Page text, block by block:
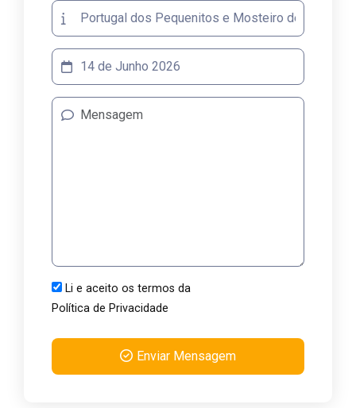
Li e aceito os termos da
Política de Privacidade
Enviar Mensagem